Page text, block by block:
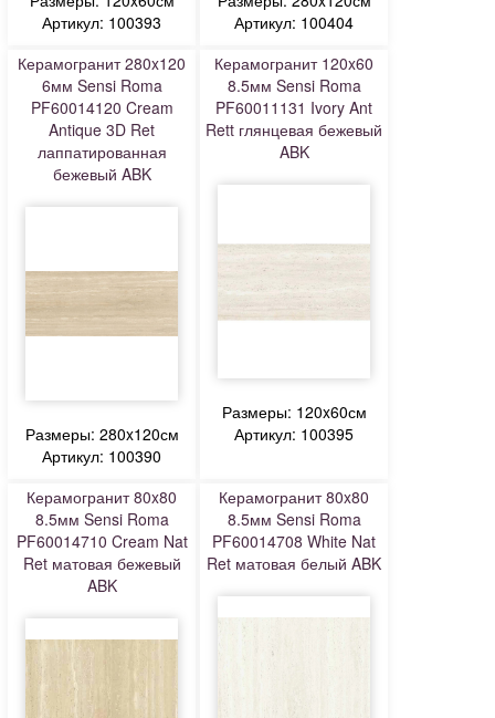
Артикул: 100393
Артикул: 100404
Керамогранит 280x120
6мм Sensi Roma
PF60014120 Cream
Antique 3D Ret
лаппатированная
бежевый ABK
Размеры: 280x120см
Артикул: 100390
Керамогранит 120x60
8.5мм Sensi Roma
PF60011131 Ivory Ant
Rett глянцевая бежевый
ABK
Размеры: 120x60см
Артикул: 100395
Керамогранит 80x80
8.5мм Sensi Roma
PF60014710 Cream Nat
Ret матовая бежевый
ABK
Керамогранит 80x80
8.5мм Sensi Roma
PF60014708 White Nat
Ret матовая белый ABK